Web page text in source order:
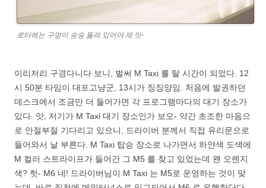
로터에는 구멍이 숭숭 뚫려 있어야 제 맛-
이리저리 구경다니다 보니, 벌써 M Taxi 를 탈 시간이 되었다. 12
시 50분 타임이 대포고냥군, 13시가 징징양임. 처음에 발권하던
데스크에서 조금만 더 들어가면 각 프로그램마다의 대기 장소가
있다. 앗, 저기가 M Taxi 대기 장소인가 보오- 약간 초조한 마음으
로 안절부절 기다리고 있으니, 드라이버 분께서 직접 유리문으로
들어와서 날 부른다. M Taxi 탑승 장소로 나가면서 하얀색 도색에
M 컬러 스트라이프가 들어간 그 M5 를 찾고 있었는데 왠 오렌지
색? 헛- M6 네! 드라이버님이 M Taxi 는 M5로 운영하는 것이 맞